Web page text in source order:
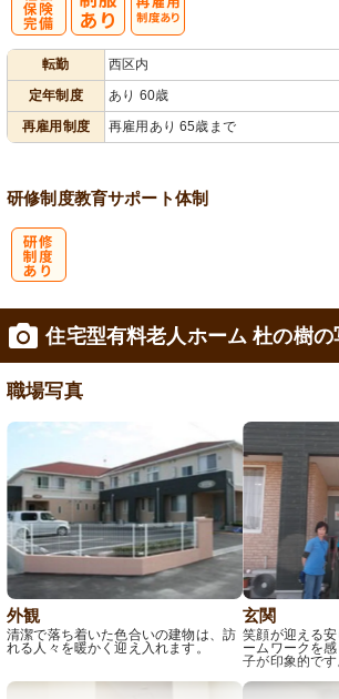
転勤
西区内
定年制度
あり 60歳
再雇用制度
再雇用あり 65歳まで
研修制度教育サポート体制
住宅型有料老人ホーム 杜の樹の
職場写真
外観
清潔で落ち着いた色合いの建物は、訪
れる人々を暖かく迎え入れます。
玄関
笑顔が迎える
ームワークを
子が印象的です